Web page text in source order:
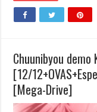
Chuunibyou demo
[12/
[Mega-Drive]